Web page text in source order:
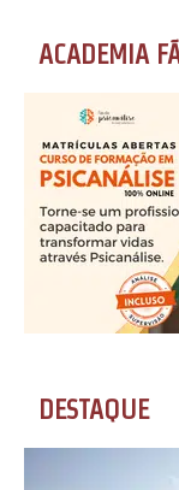
ACADEMIA
DESTAQUE